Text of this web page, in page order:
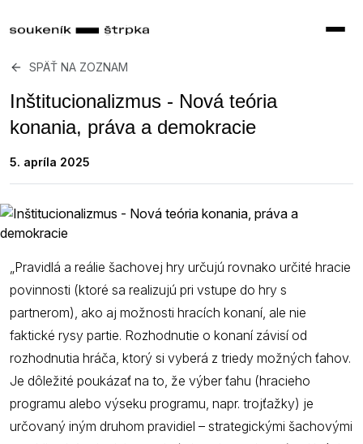
SPÄŤ NA ZOZNAM
Inštitucionalizmus - Nová teória
konania, práva a demokracie
5. apríla 2025
„Pravidlá a reálie šachovej hry určujú rovnako určité hracie
povinnosti (ktoré sa realizujú pri vstupe do hry s
partnerom), ako aj možnosti hracích konaní, ale nie
faktické rysy partie. Rozhodnutie o konaní závisí od
rozhodnutia hráča, ktorý si vyberá z triedy možných ťahov.
Je dôležité poukázať na to, že výber ťahu (hracieho
programu alebo výseku programu, napr. trojťažky) je
určovaný iným druhom pravidiel – strategickými šachovými